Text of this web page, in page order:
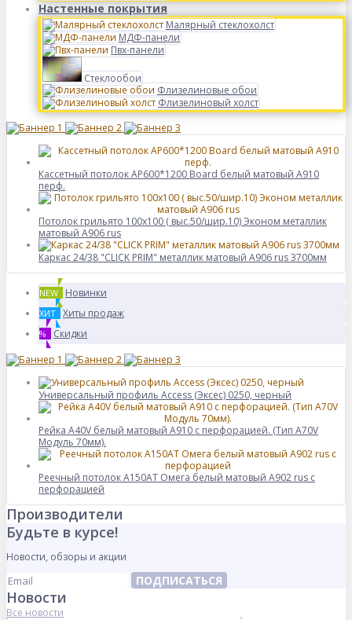
Настенные покрытия
Малярный стеклохолст
МДФ-панели
Пвх-панели
Стеклообои
Флизелиновые обои
Флизелиновый холст
Кассетный потолок AP600*1200 Board белый матовый А910
перф.
Потолок грильято 100х100 ( выс.50/шир.10) Эконом металлик
матовый А906 rus
Каркас 24/38 "CLICK PRIM" металлик матовый А906 rus 3700мм
NEW Новинки
ХИТ Хиты продаж
% Скидки
Универсальный профиль Access (Эксес) 0250, черный
Рейка A40V белый матовый A910 с перфорацией. (Тип A70V
Модуль 70мм).
Реечный потолок A150AT Омега белый матовый А902 rus с
перфорацией
Производители
Будьте в курсе!
Новости, обзоры и акции
ПОДПИСАТЬСЯ
Новости
Все новости